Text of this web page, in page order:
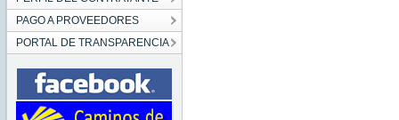
PAGO A PROVEEDORES
PORTAL DE TRANSPARENCIA